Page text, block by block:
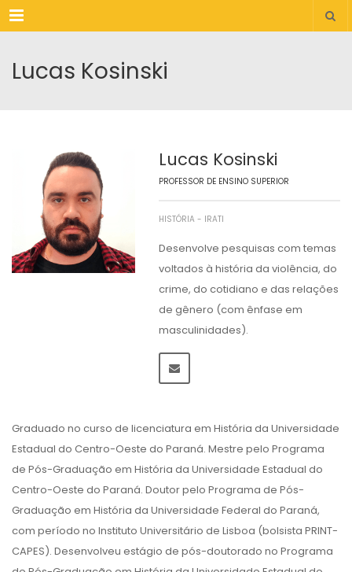
Menu
Lucas Kosinski
Lucas Kosinski
PROFESSOR DE ENSINO SUPERIOR
HISTÓRIA - IRATI
Desenvolve pesquisas com temas
voltados à história da violência, do
crime, do cotidiano e das relações
de gênero (com ênfase em
masculinidades).
Graduado no curso de licenciatura em História da Universidade
Estadual do Centro-Oeste do Paraná. Mestre pelo Programa
de Pós-Graduação em História da Universidade Estadual do
Centro-Oeste do Paraná. Doutor pelo Programa de Pós-
Graduação em História da Universidade Federal do Paraná,
com período no Instituto Universitário de Lisboa (bolsista PRINT-
CAPES). Desenvolveu estágio de pós-doutorado no Programa